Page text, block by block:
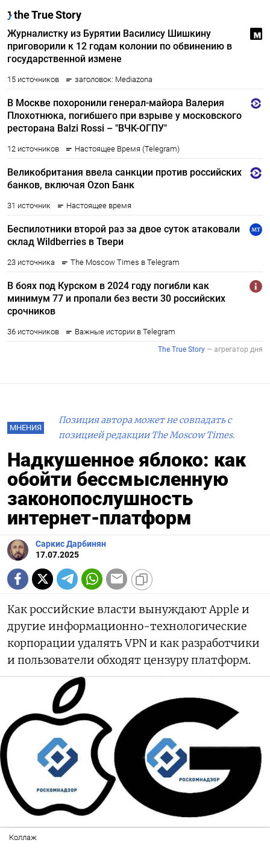
МНЕНИЯ
Позиция автора может не совпадать с
позицией редакции The Moscow Times.
Надкушенное яблоко: как
обойти бессмысленную
законопослушность
интернет-платформ
Саркис Дарбинян
17.07.2025
Как российские власти вынуждают Apple и
другие информационно-технологические
корпорации удалять VPN и как разработчики
и пользователи обходят цензуру платформ.
Коллаж